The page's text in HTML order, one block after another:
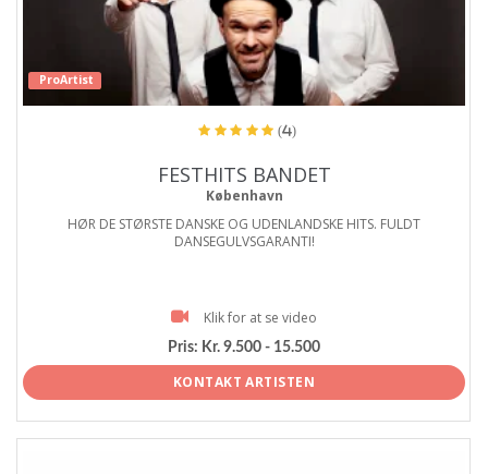
ProArtist
(4)
FESTHITS BANDET
København
HØR DE STØRSTE DANSKE OG UDENLANDSKE HITS. FULDT
DANSEGULVSGARANTI!
Klik for at se video
Pris: Kr. 9.500 - 15.500
KONTAKT ARTISTEN